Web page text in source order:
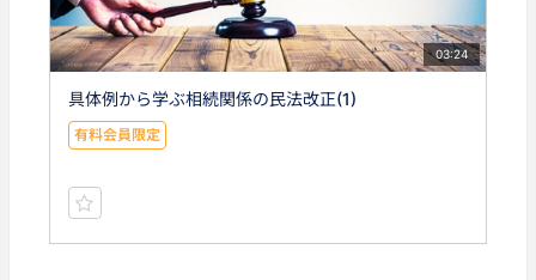
03:24
具体例から学ぶ相続関係の民法改正(1)
有料会員限定